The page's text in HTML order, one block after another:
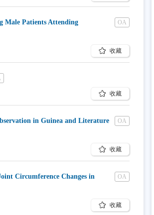
Male Patients Attending
OA
收藏
收藏
in Guinea and Literature
OA
收藏
Circumference Changes in
OA
收藏